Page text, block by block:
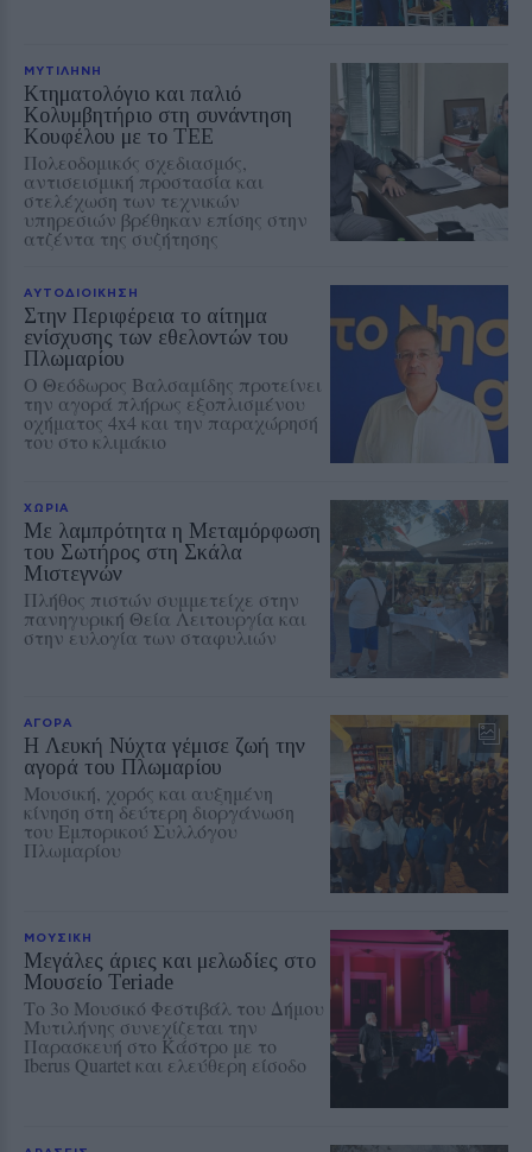
ΜΥΤΙΛΗΝΗ
Κτηματολόγιο και παλιό
Κολυμβητήριο στη συνάντηση
Κουφέλου με το ΤΕΕ
Πολεοδομικός σχεδιασμός,
αντισεισμική προστασία και
στελέχωση των τεχνικών
υπηρεσιών βρέθηκαν επίσης στην
ατζέντα της συζήτησης
ΑΥΤΟΔΙΟΙΚΗΣΗ
Στην Περιφέρεια το αίτημα
ενίσχυσης των εθελοντών του
Πλωμαρίου
Ο Θεόδωρος Βαλσαμίδης προτείνει
την αγορά πλήρως εξοπλισμένου
οχήματος 4x4 και την παραχώρησή
του στο κλιμάκιο
ΧΩΡΙΑ
Με λαμπρότητα η Μεταμόρφωση
του Σωτήρος στη Σκάλα
Μιστεγνών
Πλήθος πιστών συμμετείχε στην
πανηγυρική Θεία Λειτουργία και
στην ευλογία των σταφυλιών
ΑΓΟΡΑ
Η Λευκή Νύχτα γέμισε ζωή την
αγορά του Πλωμαρίου
Μουσική, χορός και αυξημένη
κίνηση στη δεύτερη διοργάνωση
του Εμπορικού Συλλόγου
Πλωμαρίου
ΜΟΥΣΙΚΗ
Μεγάλες άριες και μελωδίες στο
Μουσείο Teriade
Το 3ο Μουσικό Φεστιβάλ του Δήμου
Μυτιλήνης συνεχίζεται την
Παρασκευή στο Κάστρο με το
Iberus Quartet και ελεύθερη είσοδο